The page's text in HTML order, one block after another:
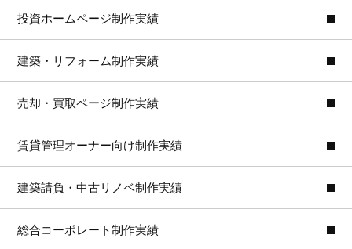
投資ホームページ制作実績
建築・リフォーム制作実績
売却・買取ページ制作実績
賃貸管理オーナー向け制作実績
建築請負・中古リノベ制作実績
総合コーポレート制作実績